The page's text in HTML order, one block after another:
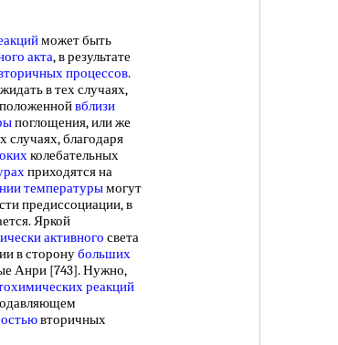
может быть
акта, в результате
процессов.
в тех случаях,
вблизи
поглощения, или же
случаях, благодаря
колебательных
приходятся на
температурымогут
предиссоциации, в
Яркой
активного света
в сторонубольших
Анри [743]. Нужно,
реакций
вторичных